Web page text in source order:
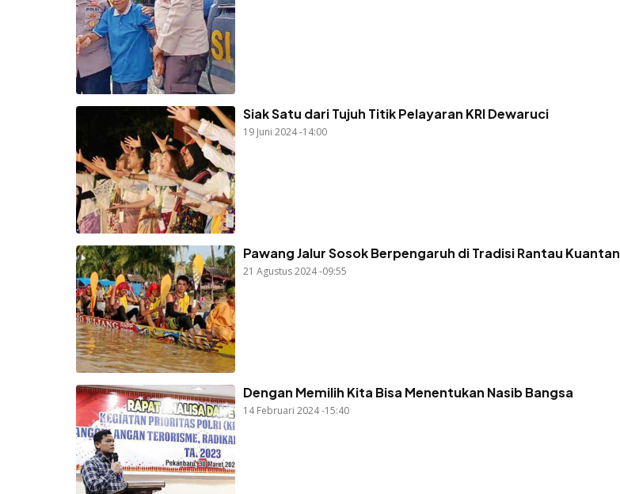
Siak Satu dari Tujuh Titik Pelayaran KRI Dewaruci
19 Juni 2024 -14:00
Pawang Jalur Sosok Berpengaruh di Tradisi Rantau Kuantan
21 Agustus 2024 -09:55
Dengan Memilih Kita Bisa Menentukan Nasib Bangsa
14 Februari 2024 -15:40